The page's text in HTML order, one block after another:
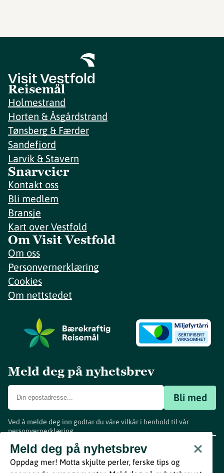
Reisemål
Holmestrand
Horten & Åsgårdstrand
Tønsberg & Færder
Sandefjord
Larvik & Stavern
Snarveier
Kontakt oss
Bli medlem
Bransje
Kart over Vestfold
Om Visit Vestfold
Om oss
Personvernerklæring
Cookies
Om nettstedet
Meld deg på nyhetsbrev
Bli med
Ved å melde deg inn godtar du våre vilkår i henhold til vår
personvernerklæring.
Meld deg på nyhetsbrev
Oppdag mer! Motta skjulte perler, ferske tips og
www.visitvestfold.com
Turistinformasjon